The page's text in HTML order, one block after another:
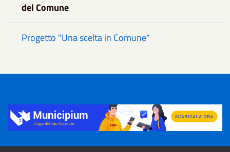
del Comune
Progetto "Una scelta in Comune"
Title